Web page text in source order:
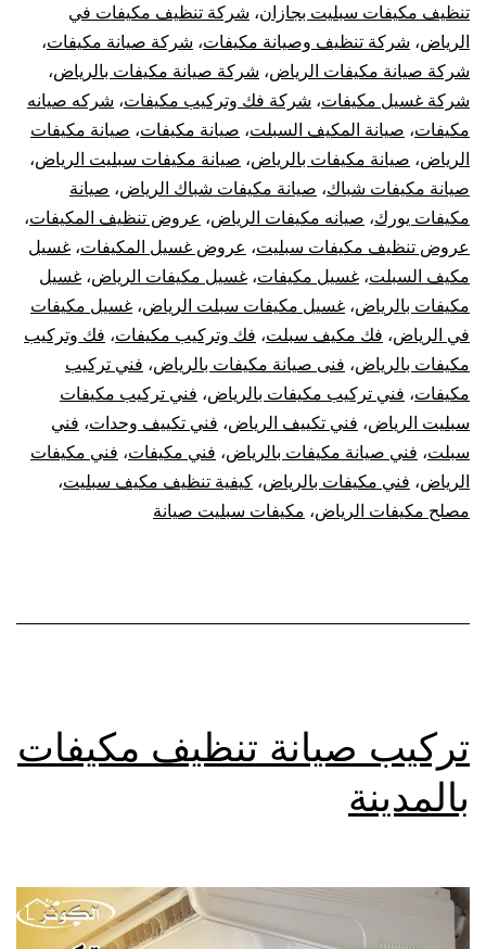
تنظيف مكيفات سبليت بجازان، شركة تنظيف مكيفات في
الرياض، شركة تنظيف وصيانة مكيفات، شركة صيانة مكيفات،
شركة صيانة مكيفات الرياض، شركة صيانة مكيفات بالرياض،
شركة غسيل مكيفات، شركة فك وتركيب مكيفات، شركه صيانه
مكيفات، صيانة المكيف السبلت، صيانة مكيفات، صيانة مكيفات
الرياض، صيانة مكيفات بالرياض، صيانة مكيفات سبليت الرياض،
صيانة مكيفات شباك، صيانة مكيفات شباك الرياض، صيانة
مكيفات يورك، صيانه مكيفات الرياض، عروض تنظيف المكيفات،
عروض تنظيف مكيفات سبليت، عروض غسيل المكيفات، غسيل
مكيف السبلت، غسيل مكيفات، غسيل مكيفات الرياض، غسيل
مكيفات بالرياض، غسيل مكيفات سبلت الرياض، غسيل مكيفات
في الرياض، فك مكيف سبلت، فك وتركيب مكيفات، فك وتركيب
مكيفات بالرياض، فنى صيانة مكيفات بالرياض، فني تركيب
مكيفات، فني تركيب مكيفات بالرياض، فني تركيب مكيفات
سبليت الرياض، فني تكييف الرياض، فني تكييف وحدات، فني
سبلت، فني صيانة مكيفات بالرياض، فني مكيفات، فني مكيفات
الرياض، فني مكيفات بالرياض، كيفية تنظيف مكيف سبليت،
مصلح مكيفات الرياض، مكيفات سبليت صيانة
تركيب صيانة تنظيف مكيفات
بالمدينة